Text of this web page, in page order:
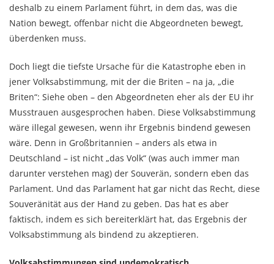
deshalb zu einem Parlament führt, in dem das, was die
Nation bewegt, offenbar nicht die Abgeordneten bewegt,
überdenken muss.
Doch liegt die tiefste Ursache für die Katastrophe eben in
jener Volksabstimmung, mit der die Briten – na ja, „die
Briten“: Siehe oben – den Abgeordneten eher als der EU ihr
Musstrauen ausgesprochen haben. Diese Volksabstimmung
wäre illegal gewesen, wenn ihr Ergebnis bindend gewesen
wäre. Denn in Großbritannien – anders als etwa in
Deutschland – ist nicht „das Volk“ (was auch immer man
darunter verstehen mag) der Souverän, sondern eben das
Parlament. Und das Parlament hat gar nicht das Recht, diese
Souveränität aus der Hand zu geben. Das hat es aber
faktisch, indem es sich bereiterklärt hat, das Ergebnis der
Volksabstimmung als bindend zu akzeptieren.